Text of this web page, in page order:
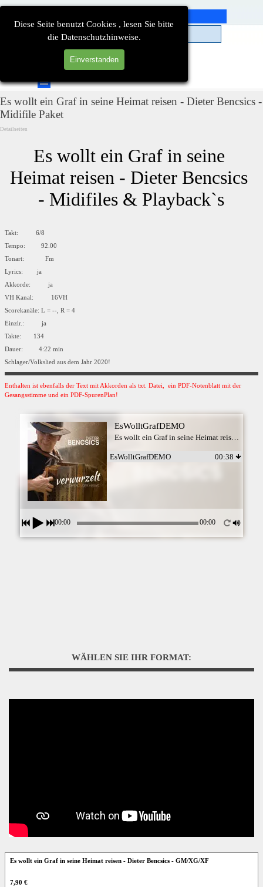
Diese Seite benutzt Cookies , lesen Sie bitte
die Datenschutzhinweise.
Einverstanden
Direkt zum Seiteninhalt
Menü überspringen
Es wollt ein Graf in seine Heimat reisen - Dieter Bencsics -
Midifile Paket
Detailseiten
Es wollt ein Graf in seine
Heimat reisen - Dieter Bencsics
- Midifiles & Playback`s
Takt: 6/8
Tempo: 92.00
Tonart: Fm
Lyrics: ja
Akkorde: ja
VH Kanal: 16VH
Scorekanäle: L = --, R = 4
Einzlr.: ja
Takte: 134
Dauer: 4:22 min
Schlager/Volkslied aus dem Jahr 2020!
Enthalten ist ebenfalls der Text mit Akkorden als txt. Datei, ein PDF-Notenblatt mit der
Gesangsstimme und ein PDF-SpurenPlan!
EsWolltGrafDEMO
Es wollt ein Graf in seine Heimat reisen - Dieter Bencsics
EsWolltGrafDEMO 00:38
00:00 00:00
WÄHLEN SIE IHR FORMAT:
Es wollt ein Graf in seine Heimat reisen - Dieter Bencsics - GM/XG/XF
7,90 €